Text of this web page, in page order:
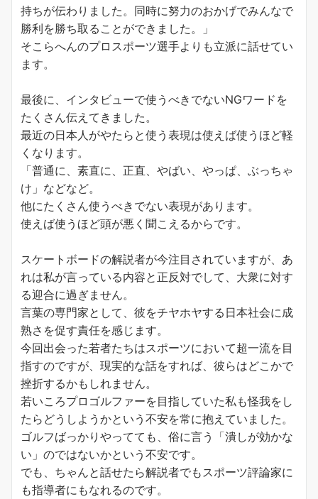
持ちが伝わりました。同時に努力のおかげでみんなで
勝利を勝ち取ることができました。」
そこらへんのプロスポーツ選手よりも立派に話せてい
ます。
最後に、インタビューで使うべきでないNGワードを
たくさん伝えてきました。
最近の日本人がやたらと使う表現は使えば使うほど軽
くなります。
「普通に、素直に、正直、やばい、やっぱ、ぶっちゃ
け」などなど。
他にたくさん使うべきでない表現があります。
使えば使うほど頭が悪く聞こえるからです。
スケートボードの解説者が今注目されていますが、あ
れは私が言っている内容と正反対でして、大衆に対す
る迎合に過ぎません。
言葉の専門家として、彼をチヤホヤする日本社会に成
熟さを促す責任を感じます。
今回出会った若者たちはスポーツにおいて超一流を目
指すのですが、現実的な話をすれば、彼らはどこかで
挫折するかもしれません。
若いころプロゴルファーを目指していた私も怪我をし
たらどうしようかという不安を常に抱えていました。
ゴルフばっかりやってても、俗に言う「潰しが効かな
い」のではないかという不安です。
でも、ちゃんと話せたら解説者でもスポーツ評論家に
も指導者にもなれるのです。